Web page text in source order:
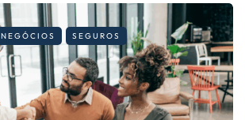
NEGÓCIOS SEGUROS